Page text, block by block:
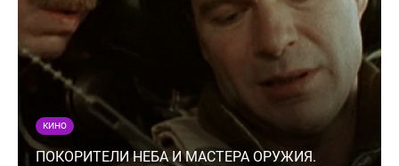
КИНО
ПОКОРИТЕЛИ НЕБА И МАСТЕРА ОРУЖИЯ.